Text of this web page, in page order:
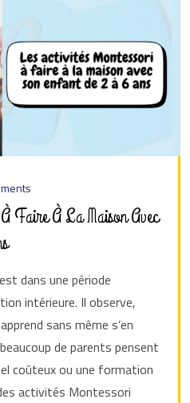
Faire À La Maison Avec
dans une période
intérieure. Il observe,
sans même s’en
de parents pensent
coûteux ou une formation
activités Montessori